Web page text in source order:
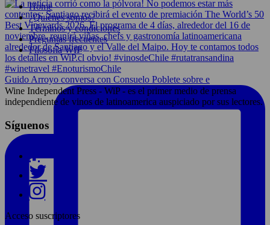
Guido Arroyo conversa con Consuelo Poblete sobre e
Home
¿Quiénes somos?
Términos y condiciones
Preguntas frecuentes
Filosofía WIP
Wine Independent Press - WiP - es el primer medio de prensa
independiente de vinos de latinoamerica auspiciado por sus lectores.
Síguenos
Acceso suscriptores